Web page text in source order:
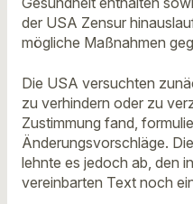
der USA Zensur
mögliche Maßnahmen
Die USA versuchten
zu verhindern oder zu
Zustimmung fand,
Änderungsvorschläge.
lehnte es jedoch ab, den
vereinbarten Text noch